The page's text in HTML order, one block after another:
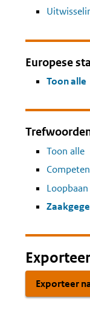
Europese
Toon alle
Toon alle
Loopbaan
Exporteer
Exporteer